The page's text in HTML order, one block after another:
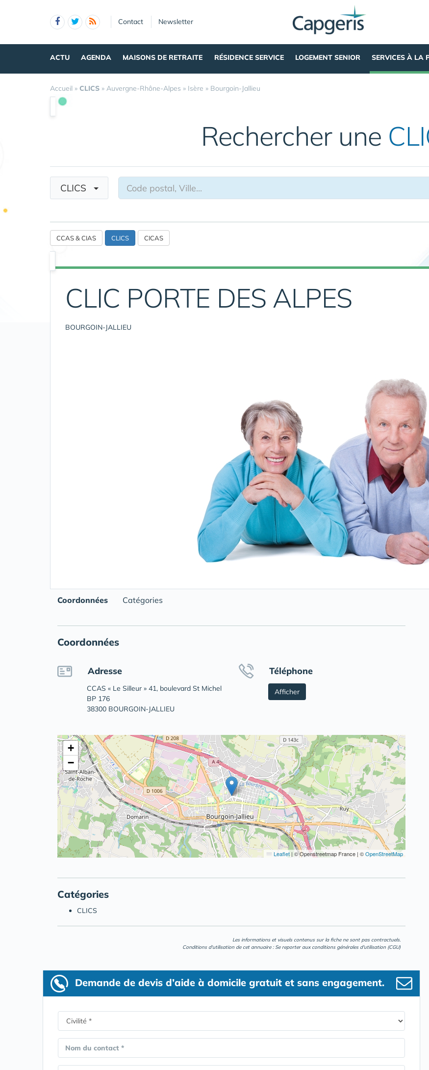
Contact Newsletter
ACTU AGENDA MAISONS DE RETRAITE RÉSIDENCE SERVICE LOGEMENT SENIOR SERVICES À LA
Accueil » CLICS » Auvergne-Rhône-Alpes » Isère » Bourgoin-Jallieu
Rechercher une
CLICS
CCAS & CIAS CLICS CICAS
CLIC PORTE DES ALPES
BOURGOIN-JALLIEU
Coordonnées Catégories
Coordonnées
Adresse
CCAS « Le Silleur » 41, boulevard St Michel
BP 176
38300 BOURGOIN-JALLIEU
Téléphone
Afficher
+
−
Leaflet | © Openstreetmap France | ©OpenStreetMap
Catégories
CLICS
Les informations et visuels contenus sur la fiche ne sont pas contractuels.
Conditions d'utilisation de cet annuaire : Se reporter aux conditions générales d'utilisation (CGU)
Demande de devis d’aide à domicile gratuit et sans engagement.
Nom du contact *